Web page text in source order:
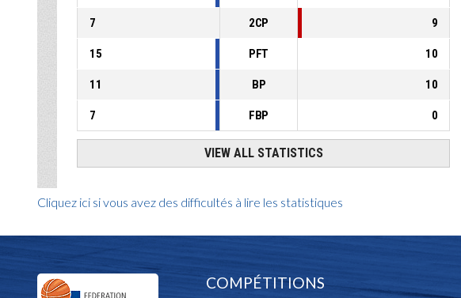
Cliquez ici si vous avez des difficultés à lire les statistiques
COMPÉTITIONS